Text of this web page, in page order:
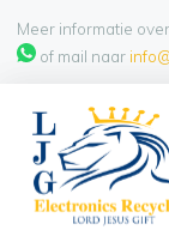
Meer informatie
of mail naar